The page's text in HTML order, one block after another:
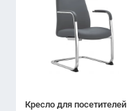
Кресло для посетителей